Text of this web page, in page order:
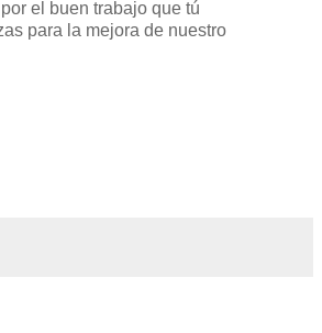
el buen trabajo que tú
para la mejora de nuestro